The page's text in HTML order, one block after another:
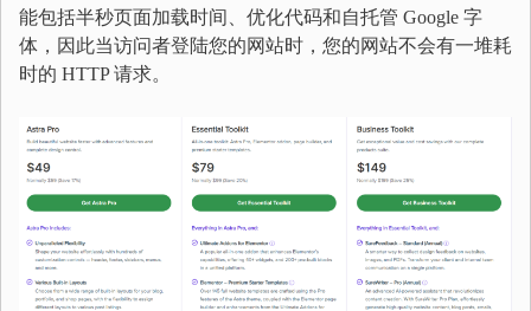
能包括半秒页面加载时间、优化代码和自托管 Google 字
体，因此当访问者登陆您的网站时，您的网站不会有一堆耗
时的 HTTP 请求。